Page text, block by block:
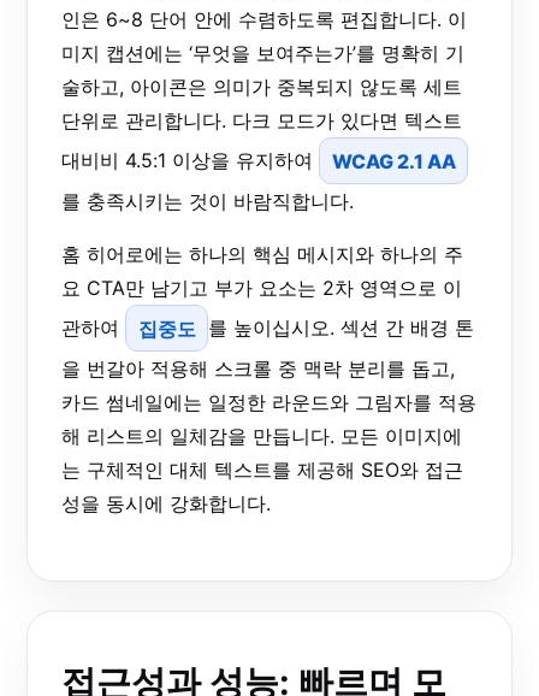
인은 6~8 단어 안에 수렴하도록 편집합니다. 이
미지 캡션에는 ‘무엇을 보여주는가’를 명확히 기
술하고, 아이콘은 의미가 중복되지 않도록 세트
단위로 관리합니다. 다크 모드가 있다면 텍스트
대비비 4.5:1 이상을 유지하여
WCAG 2.1 AA
를 충족시키는 것이 바람직합니다.
홈 히어로에는 하나의 핵심 메시지와 하나의 주
요 CTA만 남기고 부가 요소는 2차 영역으로 이
관하여
집중도 를 높이십시오. 섹션 간 배경 톤
을 번갈아 적용해 스크롤 중 맥락 분리를 돕고,
카드 썸네일에는 일정한 라운드와 그림자를 적용
해 리스트의 일체감을 만듭니다. 모든 이미지에
는 구체적인 대체 텍스트를 제공해 SEO와 접근
성을 동시에 강화합니다.
접근성과 성능: 빠르며 모